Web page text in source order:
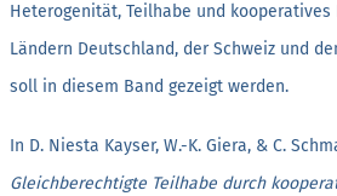
Heterogenität, Teilhabe und
Ländern Deutschland, der Schweiz und
soll in diesem Band gezeigt werden.
In D. Niesta Kayser, W.-K. Giera, & C.
Gleichberechtigte Teilhabe durch